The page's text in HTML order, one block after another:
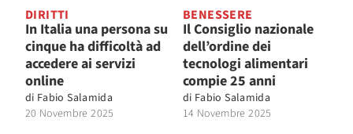
DIRITTI
In Italia una persona su
cinque ha difficoltà ad
accedere ai servizi
online
di Fabio Salamida
20 Novembre 2025
BENESSERE
Il Consiglio nazionale
dell’ordine dei
tecnologi alimentari
compie 25 anni
di Fabio Salamida
14 Novembre 2025